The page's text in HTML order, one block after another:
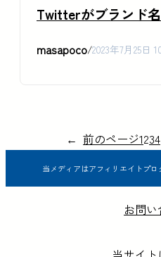
Twitterがブランド
masapoco/2023年7月25日
← 前のページ1234
当メディアはアフィリエイトプ
お問